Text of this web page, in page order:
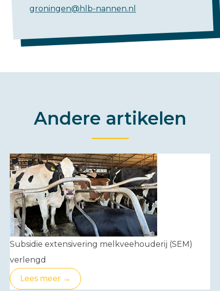
groningen@hlb-nannen.nl
Andere artikelen
Subsidie extensivering melkveehouderij (SEM)
verlengd
Lees meer →